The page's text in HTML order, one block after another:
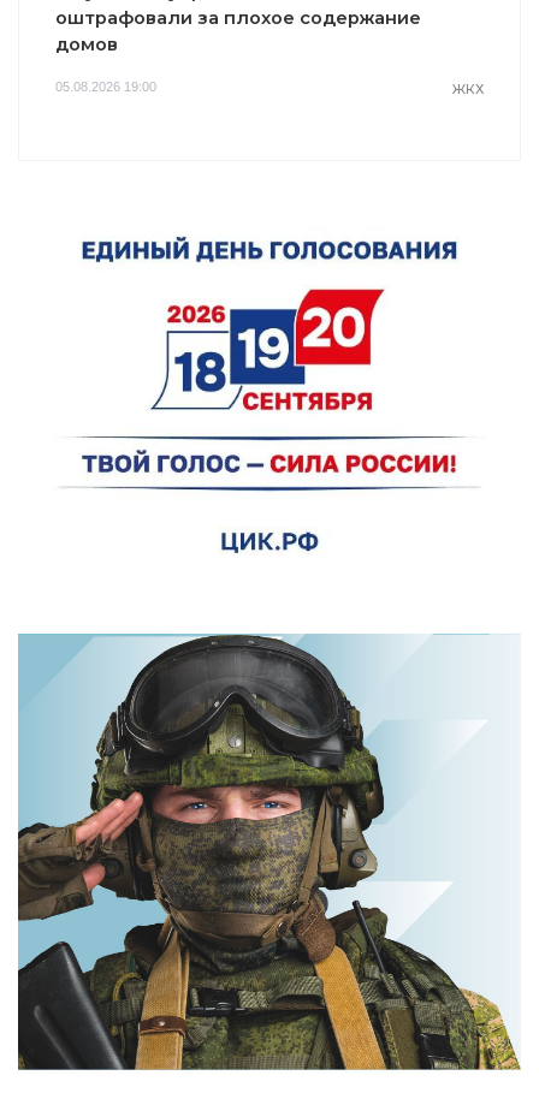
оштрафовали за плохое содержание
домов
05.08.2026 19:00 ЖКХ